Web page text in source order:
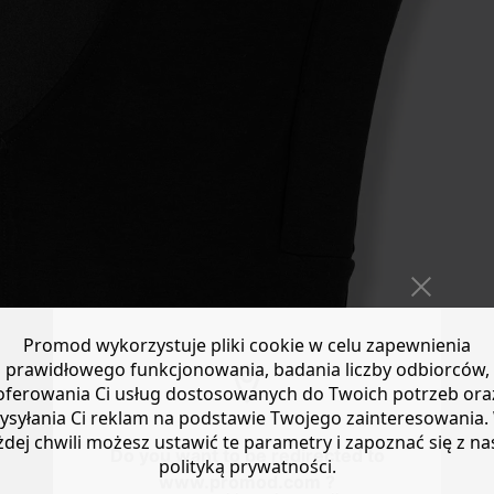
Do you want to be redirected to
www.promod.com ?
Promod wykorzystuje pliki cookie w celu zapewnienia
prawidłowego funkcjonowania, badania liczby odbiorców,
Ci usług dostosowanych do Twoich potrzeb
Ci reklam na podstawie Twojego zainteresowania.
chwili możesz ustawić te parametry i zapoznać się z
polityką prywatności.